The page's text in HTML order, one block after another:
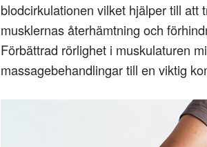
blodcirkulationen vilket hjälper till
musklernas återhämtning och
Förbättrad rörlighet i muskulaturen
massagebehandlingar till en viktig